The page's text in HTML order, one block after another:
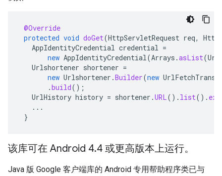
@Override
protected void doGet(HttpServletRequest req,
AppIdentityCredential credential =
new AppIdentityCredential(Arrays .asList(
Urlshortener shortener =
new Urlshortener .Builder(new
.build();
UrlHistory history = shortener .URL(). list().
...
}
该库可在 Android 4.4 或更高版本上运行。
Java 版 Google 客户端库的 Android 专用帮助程序类已与